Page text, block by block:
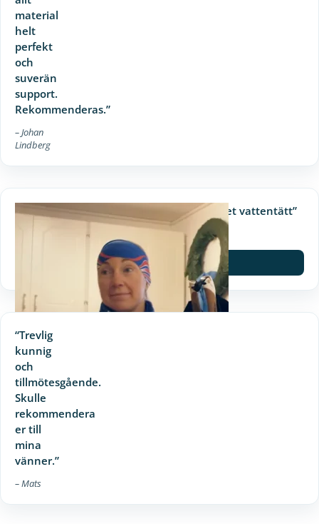
material
helt
perfekt
och
suverän
support.
Rekommenderas.”
– Johan
Lindberg
“Det tog en helg att få garaget vattentätt”
– Nina Lintzen, Luleå
Spela film
“Trevlig
kunnig
och
tillmötesgående.
Skulle
rekommendera
er till
mina
vänner.”
– Mats